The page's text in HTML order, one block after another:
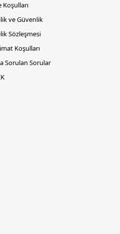
Koşulları
ve Güvenlik
Sözleşmesi
Koşulları
Sorulan Sorular